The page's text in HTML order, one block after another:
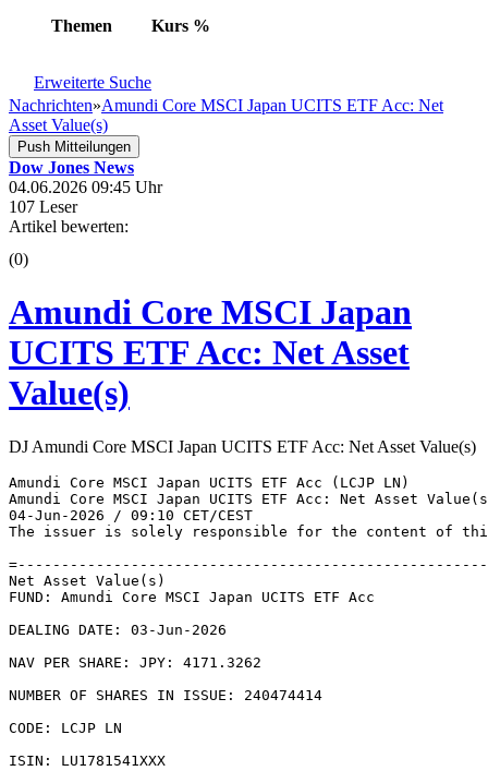
Themen Kurs %
Erweiterte Suche
Nachrichten»Amundi Core MSCI Japan UCITS ETF Acc: Net
Asset Value(s)
Push Mitteilungen
Dow Jones News
04.06.2026 09:45 Uhr
107 Leser
Artikel bewerten:
(0)
Amundi Core MSCI Japan
UCITS ETF Acc: Net Asset
Value(s)
DJ Amundi Core MSCI Japan UCITS ETF Acc: Net Asset Value(s)
Amundi Core MSCI Japan UCITS ETF Acc (LCJP LN)
Amundi Core MSCI Japan UCITS ETF Acc: Net Asset
04-Jun-2026 / 09:10 CET/CEST
The issuer is solely responsible for the content of
Net Asset Value(s)
FUND: Amundi Core MSCI Japan UCITS ETF Acc
DEALING DATE: 03-Jun-2026
NAV PER SHARE: JPY: 4171.3262
NUMBER OF SHARES IN ISSUE: 240474414
CODE: LCJP LN
ISIN: LU1781541XXX